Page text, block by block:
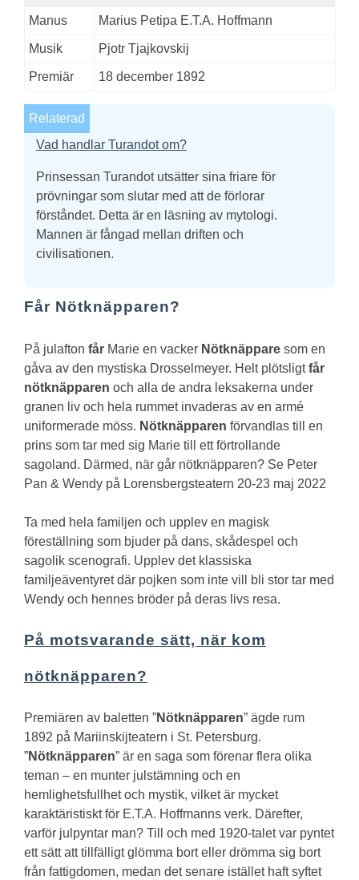
Manus Marius Petipa E.T.A. Hoffmann
Musik Pjotr Tjajkovskij
Premiär 18 december 1892
Relaterad
Vad handlar Turandot om?
Prinsessan Turandot utsätter sina friare för
prövningar som slutar med att de förlorar
förståndet. Detta är en läsning av mytologi.
Mannen är fångad mellan driften och
civilisationen.
Får Nötknäpparen?
På julafton får Marie en vacker Nötknäppare som en
gåva av den mystiska Drosselmeyer. Helt plötsligtfår
nötknäpparen och alla de andra leksakerna under
granen liv och hela rummet invaderas av en armé
uniformerade möss. Nötknäpparen förvandlas till en
prins som tar med sig Marie till ett förtrollande
sagoland. Därmed, när går nötknäpparen? Se Peter
Pan & Wendy på Lorensbergsteatern 20-23 maj 2022
Ta med hela familjen och upplev en magisk
föreställning som bjuder på dans, skådespel och
sagolik scenografi. Upplev det klassiska
familjeäventyret där pojken som inte vill bli stor tar med
Wendy och hennes bröder på deras livs resa.
På motsvarande sätt, när kom
nötknäpparen?
Premiären av baletten ”Nötknäpparen” ägde rum
1892 på Mariinskijteatern i St. Petersburg.
”Nötknäpparen” är en saga som förenar flera olika
teman – en munter julstämning och en
hemlighetsfullhet och mystik, vilket är mycket
karaktäristiskt för E.T.A. Hoffmanns verk. Därefter,
varför julpyntar man? Till och med 1920-talet var pyntet
ett sätt att tillfälligt glömma bort eller drömma sig bort
från fattigdomen, medan det senare istället haft syftet